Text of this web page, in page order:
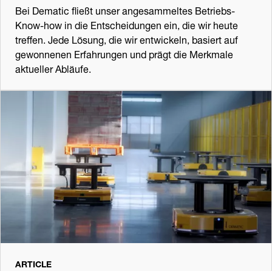
Bei Dematic fließt unser angesammeltes Betriebs-
Know-how in die Entscheidungen ein, die wir heute
treffen. Jede Lösung, die wir entwickeln, basiert auf
gewonnenen Erfahrungen und prägt die Merkmale
aktueller Abläufe.
ARTICLE